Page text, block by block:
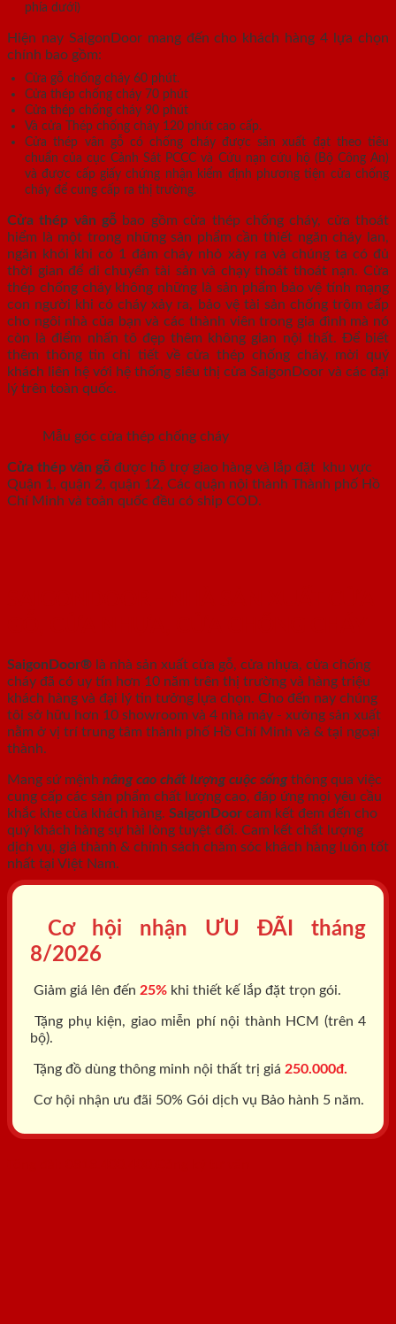
phía dưới)
Hiện nay SaigonDoor mang đến cho khách hàng 4 lựa chọn
chính bao gồm:
Cửa gỗ chống cháy 60 phút.
Cửa thép chống cháy 70 phút
Cửa thép chống cháy 90 phút
Và cửa Thép chống cháy 120 phút cao cấp.
Cửa thép vân gỗ có chống cháy được sản xuất đạt theo tiêu
chuẩn của cục Cảnh Sát PCCC và Cứu nạn cứu hộ (Bộ Công An)
và được cấp giấy chứng nhận kiểm định phương tiện cửa chống
cháy để cung cấp ra thị trường.
Cửa thép vân gỗ bao gồm cửa thép chống cháy, cửa thoát
hiểm là một trong những sản phẩm cần thiết ngăn cháy lan,
ngăn khói khi có 1 đám cháy nhỏ xảy ra và chúng ta có đủ
thời gian để di chuyển tài sản và chạy thoát thoát nạn. Cửa
thép chống cháy không những là sản phẩm bảo vệ tính mạng
con người khi có cháy xảy ra, bảo vệ tài sản chống trộm cấp
cho ngôi nhà của bạn và các thành viên trong gia đình mà nó
còn là điểm nhấn tô đẹp thêm không gian nội thất. Để biết
thêm thông tin chi tiết về cửa thép chống cháy, mời quý
khách liên hệ với hệ thống siêu thị cửa SaigonDoor và các đại
lý trên toàn quốc.
Mẫu góc cửa thép chống cháy
Cửa thép vân gỗ được hỗ trợ giao hàng và lắp đặt khu vực
Quận 1, quận 2, quận 12, Các quận nội thành Thành phố Hồ
Chí Minh và toàn quốc đều có ship COD.
SaigonDoor® là nhà sản xuất cửa gỗ, cửa nhựa, cửa chống
cháy đã có uy tín hơn 10 năm trên thị trường và hàng triệu
khách hàng và đại lý tin tưởng lựa chọn. Cho đến nay chúng
tôi sở hữu hơn 10 showroom và 4 nhà máy - xưởng sản xuất
nằm ở vị trí trung tâm thành phố Hồ Chí Minh và & tại ngoại
thành.
Mang sứ mệnh nâng cao chất lượng cuộc sống thông qua việc
cung cấp các sản phẩm chất lượng cao, đáp ứng mọi yêu cầu
khắc khe của khách hàng. SaigonDoor cam kết đem đến cho
quý khách hàng sự hài lòng tuyệt đối. Cam kết chất lượng
dịch vụ, giá thành & chính sách chăm sóc khách hàng luôn tốt
nhất tại Việt Nam.
Cơ hội nhận ƯU ĐÃI tháng
8/2026
Giảm giá lên đến 25% khi thiết kế lắp đặt trọn gói.
Tặng phụ kiện, giao miễn phí nội thành HCM (trên 4
bộ).
Tặng đồ dùng thông minh nội thất trị giá 250.000đ.
Cơ hội nhận ưu đãi 50% Gói dịch vụ Bảo hành 5 năm.